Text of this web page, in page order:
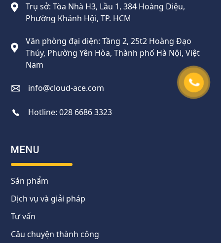
Trụ sở: Tòa Nhà H3, Lầu 1, 384 Hoàng Diệu,
Phường Khánh Hội, TP. HCM
Văn phòng đại diện: Tầng 2, 25t2 Hoàng Đạo
Thúy, Phường Yên Hòa, Thành phố Hà Nội, Việt
Nam
info@cloud-ace.com
Hotline:028 6686 3323
MENU
Sản phẩm
Dịch vụ và giải pháp
Tư vấn
Câu chuyện thành công